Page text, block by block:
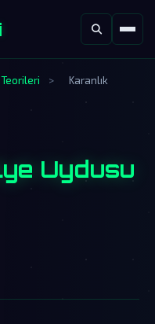
>
Karanlık
Uydusu